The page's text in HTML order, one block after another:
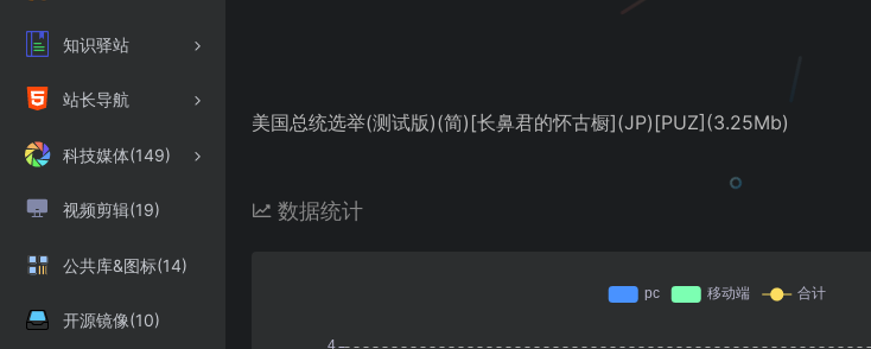
知识驿站
站长导航
科技媒体(149)
视频剪辑(19)
公共库&图标(14)
开源镜像(10)
美国总统选举(测试版)(简)[长鼻君的怀古橱](JP)[PUZ](3.25Mb)
数据统计